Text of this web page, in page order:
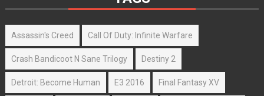
Assassin's Creed Call Of Duty: Infinite Warfare
Crash Bandicoot N Sane Trilogy Destiny 2
Detroit: Become Human E3 2016 Final Fantasy XV